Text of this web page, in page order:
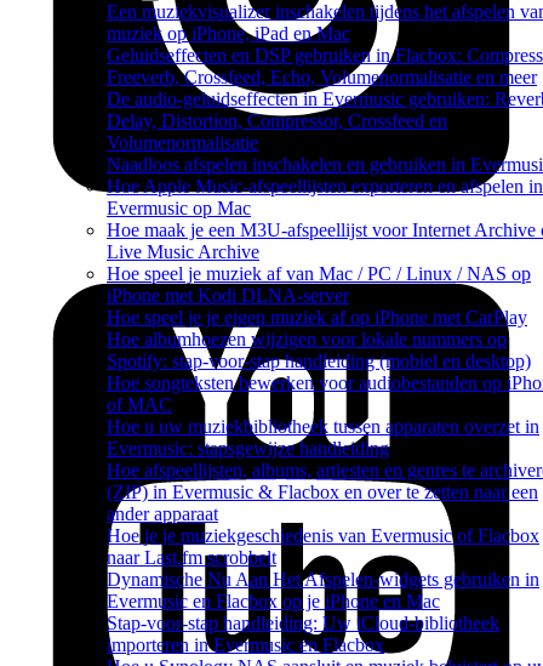
Een muziekvisualizer inschakelen tijdens het afspelen
muziek op iPhone, iPad en Mac
Geluidseffecten en DSP gebruiken in Flacbox:
Freeverb, Crossfeed, Echo, Volumenormalisatie en meer
De audio-geluidseffecten in Evermusic gebruiken:
Delay, Distortion, Compressor, Crossfeed en
Volumenormalisatie
Naadloos afspelen inschakelen en gebruiken in
Hoe Apple Music-afspeellijsten exporteren en afspelen in
Evermusic op Mac
Hoe maak je een M3U-afspeellijst voor Internet Archive
Live Music Archive
Hoe speel je muziek af van Mac / PC / Linux / NAS op
iPhone met Kodi DLNA-server
Hoe speel je je eigen muziek af op iPhone met CarPlay
Hoe albumhoezen wijzigen voor lokale nummers op
Spotify: stap-voor-stap handleiding (mobiel en desktop)
Hoe songteksten bewerken voor audiobestanden op
of MAC
Hoe u uw muziekbibliotheek tussen apparaten overzet in
Evermusic: stapsgewijze handleiding
Hoe afspeellijsten, albums, artiesten en genres te
(ZIP) in Evermusic & Flacbox en over te zetten naar een
ander apparaat
Hoe je je muziekgeschiedenis van Evermusic of Flacbox
naar Last.fm scrobbelt
Dynamische Nu Aan Het Afspelen-widgets gebruiken in
Evermusic en Flacbox op je iPhone en Mac
Stap-voor-stap handleiding: Uw iCloud-bibliotheek
importeren in Evermusic en Flacbox